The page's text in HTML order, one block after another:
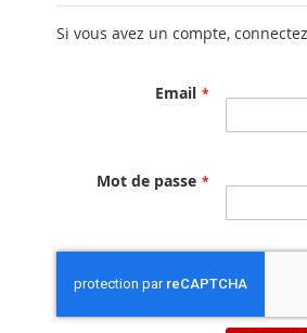
Si vous avez un compte,
Email
Mot de passe